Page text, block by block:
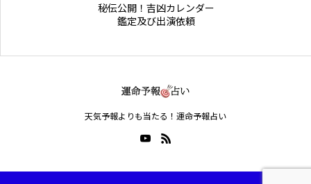
秘伝公開！吉凶カレンダー
鑑定及び出演依頼
天気予報よりも当たる！運命予報占い